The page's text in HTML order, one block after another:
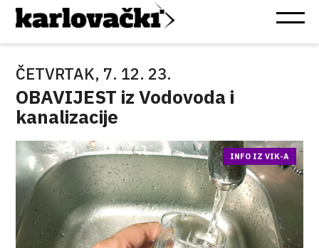
ČETVRTAK, 7. 12. 23.
OBAVIJEST iz Vodovoda i
kanalizacije
INFO IZ VIK-A